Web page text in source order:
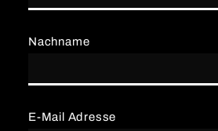
E-Mail Adresse
Nachname